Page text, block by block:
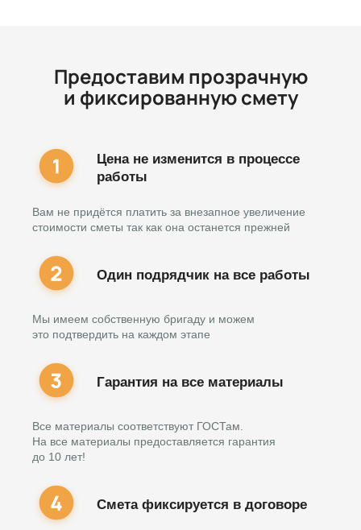
Предоставим прозрачную
и фиксированную смету
Цена не изменится в процессе
работы
Вам не придётся платить за внезапное увеличение
стоимости сметы так как она останется прежней
Один подрядчик на все работы
Мы имеем собственную бригаду и можем
это подтвердить на каждом этапе
Гарантия на все материалы
Все материалы соответствуют ГОСТам.
На все материалы предоставляется гарантия
до 10 лет!
Смета фиксируется в договоре